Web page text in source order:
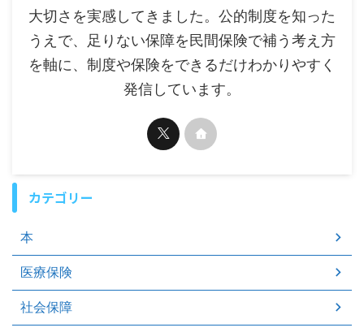
大切さを実感してきました。公的制度を知った
うえで、足りない保障を民間保険で補う考え方
を軸に、制度や保険をできるだけわかりやすく
発信しています。
カテゴリー
本
医療保険
社会保障